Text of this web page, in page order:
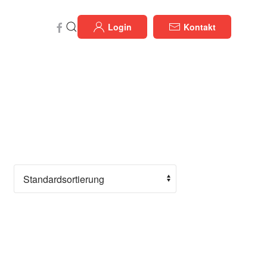
Login Kontakt